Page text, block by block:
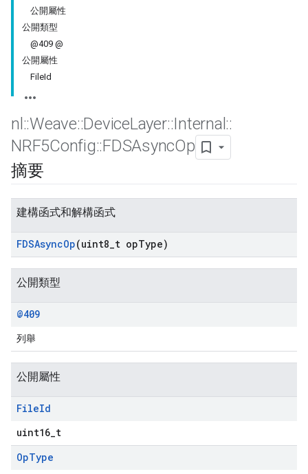
公開屬性
公開類型
@409 @
公開屬性
FileId
nl ::Weave::DeviceLayer::Internal ::
NRF5Config::FDSAsyncOp
摘要
建構函式和解構函式
FDSAsyncOp(uint8 t opType)
公開類型
@409
列舉
公開屬性
FileId
uint16_t
OpType